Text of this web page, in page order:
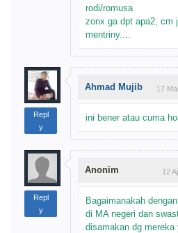
rodi/romusa
zonx ga dpt apa2, cm
mentriny....
Repl
y
Ahmad Mujib 17
ini bener atau cuma
Repl
y
Anonim 12
Bagaimanakah
di MA negeri dan
disamakan dg